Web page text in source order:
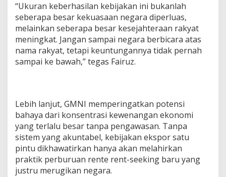
“Ukuran keberhasilan kebijakan ini bukanlah
seberapa besar kekuasaan negara diperluas,
melainkan seberapa besar kesejahteraan rakyat
meningkat. Jangan sampai negara berbicara atas
nama rakyat, tetapi keuntungannya tidak pernah
sampai ke bawah,” tegas Fairuz.
Lebih lanjut, GMNI memperingatkan potensi
bahaya dari konsentrasi kewenangan ekonomi
yang terlalu besar tanpa pengawasan. Tanpa
sistem yang akuntabel, kebijakan ekspor satu
pintu dikhawatirkan hanya akan melahirkan
praktik perburuan rente rent-seeking baru yang
justru merugikan negara.